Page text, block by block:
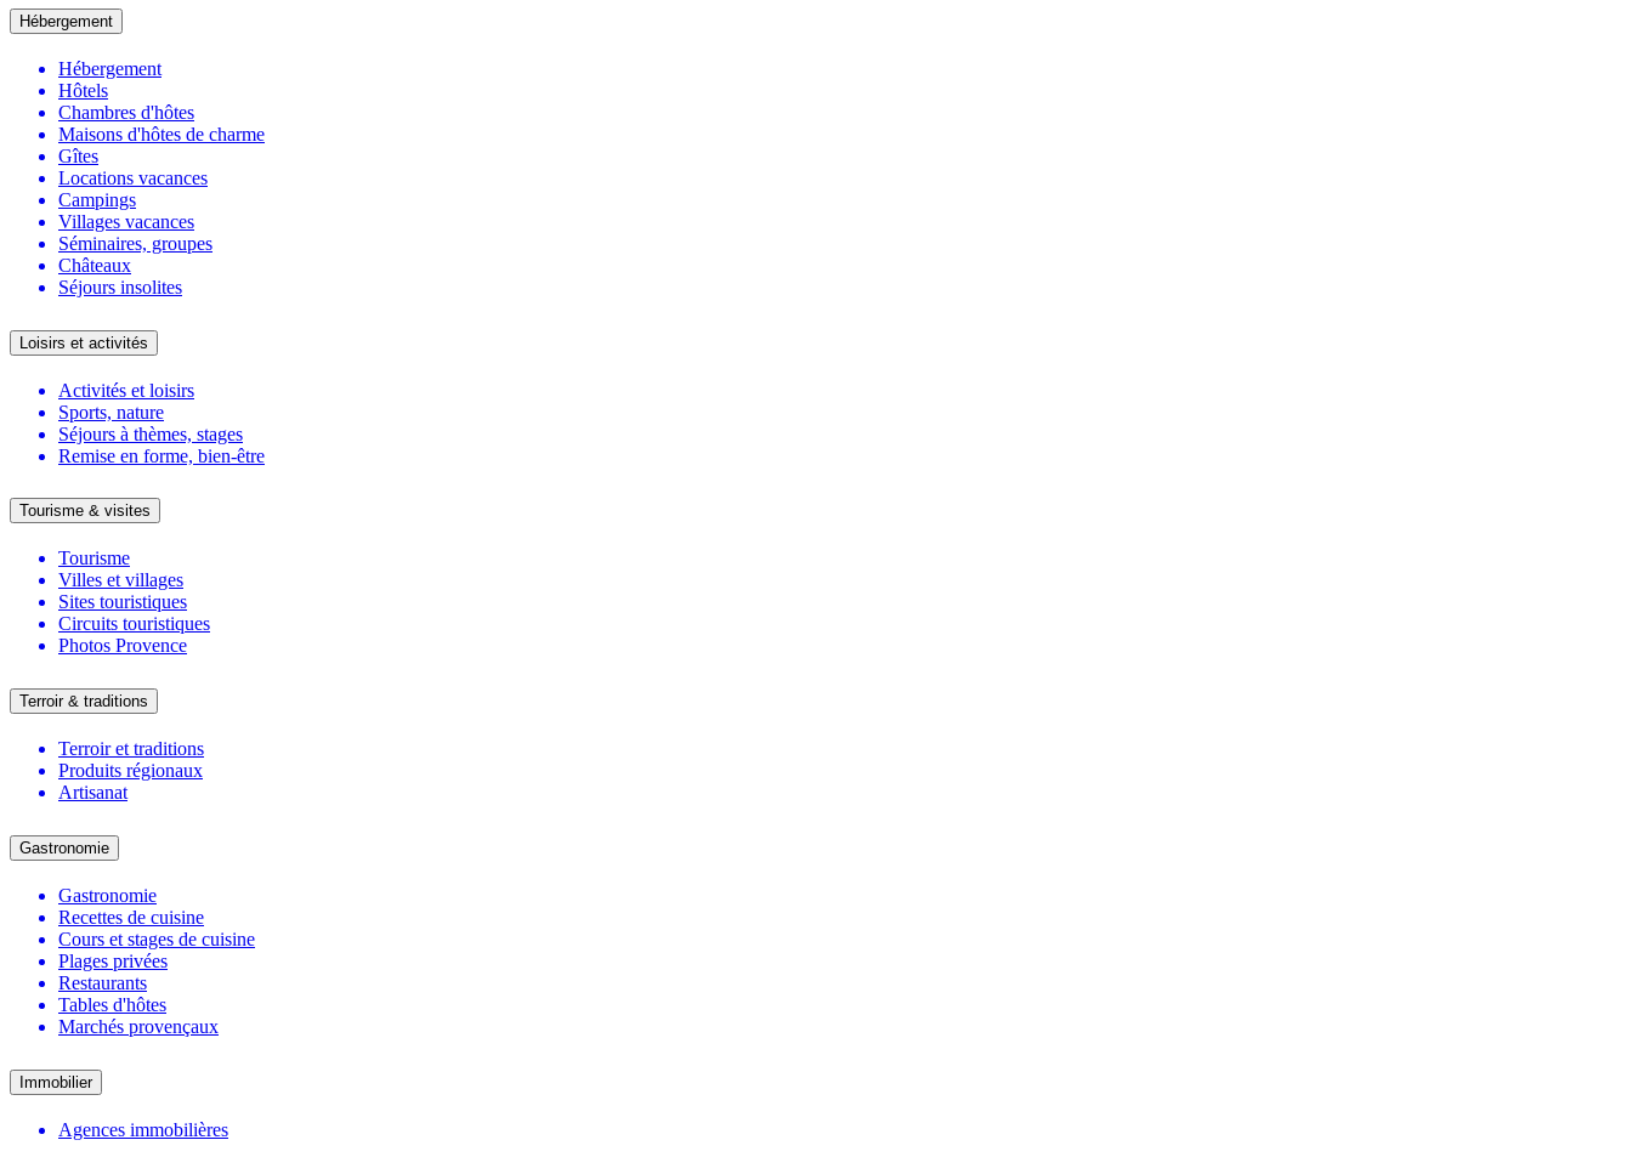
Hébergement
Hébergement
Hôtels
Chambres d'hôtes
Maisons d'hôtes de charme
Gîtes
Locations vacances
Campings
Villages vacances
Séminaires, groupes
Châteaux
Séjours insolites
Loisirs et activités
Activités et loisirs
Sports, nature
Séjours à thèmes, stages
Remise en forme, bien-être
Tourisme & visites
Tourisme
Villes et villages
Sites touristiques
Circuits touristiques
Photos Provence
Terroir & traditions
Terroir et traditions
Produits régionaux
Artisanat
Gastronomie
Gastronomie
Recettes de cuisine
Cours et stages de cuisine
Plages privées
Restaurants
Tables d'hôtes
Marchés provençaux
Immobilier
Agences immobilières